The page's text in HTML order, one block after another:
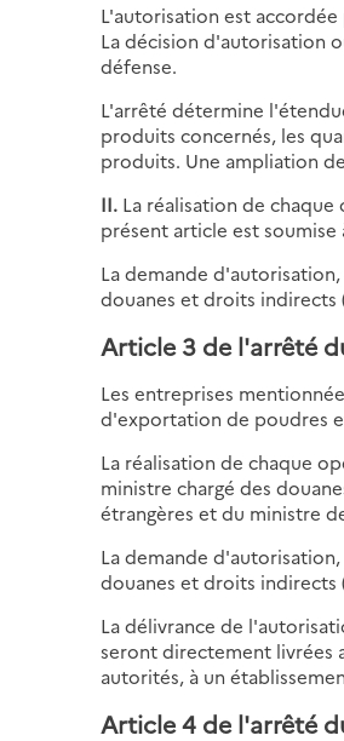
L'autorisation est
La décision d'autorisation
défense.
L'arrêté détermine
produits concernés, les
produits. Une ampliation
II. La réalisation de
présent article est
La demande d'autorisation,
douanes et droits indirects
Article 3 de l'arrêté
Les entreprises
d'exportation de poudres
La réalisation de chaque
ministre chargé des
étrangères et du ministre
La demande d'autorisation,
douanes et droits indirects
La délivrance de
seront directement livrées
autorités, à un
Article 4 de l'arrêté